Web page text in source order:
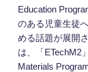
Education
のある児童生徒
める話題が展開
は、「ETechM2
Materials